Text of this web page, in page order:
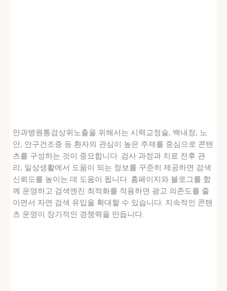
안과병원통검상위노출을 위해서는 시력교정술, 백내장, 노
안, 안구건조증 등 환자의 관심이 높은 주제를 중심으로 콘텐
츠를 구성하는 것이 중요합니다. 검사 과정과 치료 전후 관
리, 일상생활에서 도움이 되는 정보를 꾸준히 제공하면 검색
신뢰도를 높이는 데 도움이 됩니다. 홈페이지와 블로그를 함
께 운영하고 검색엔진 최적화를 적용하면 광고 의존도를 줄
이면서 자연 검색 유입을 확대할 수 있습니다. 지속적인 콘텐
츠 운영이 장기적인 경쟁력을 만듭니다.